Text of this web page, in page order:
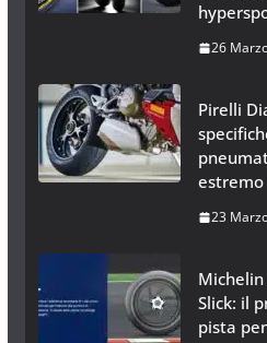
26
Pirelli
estremo
23
Slick: il
pista